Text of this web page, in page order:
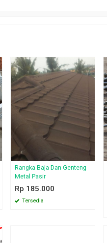
Rangka Baja Dan Genteng
Metal Pasir
Rp 185.000
Tersedia